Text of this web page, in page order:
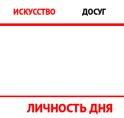
ИСКУССТВО ДОСУГ
ЛИЧНОСТЬ ДНЯ